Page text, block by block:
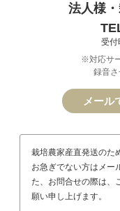
法人様
受付
※対応サ
録音
メール
栽培農家産直発送のた
お急ぎでない方はメー
た、お問合せの際は、
願い申し上げます。